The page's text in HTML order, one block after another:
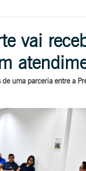
vai
de uma parceria entre a